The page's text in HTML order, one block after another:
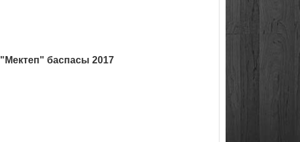
"Мектеп" баспасы 2017